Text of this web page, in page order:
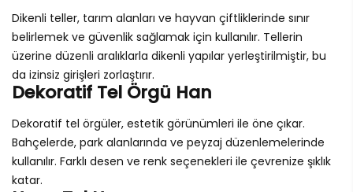
Dikenli teller, tarım alanları ve hayvan çiftliklerinde sınır
belirlemek ve güvenlik sağlamak için kullanılır. Tellerin
üzerine düzenli aralıklarla dikenli yapılar yerleştirilmiştir, bu
da izinsiz girişleri zorlaştırır.
Dekoratif Tel Örgü Han
Dekoratif tel örgüler, estetik görünümleri ile öne çıkar.
Bahçelerde, park alanlarında ve peyzaj düzenlemelerinde
kullanılır. Farklı desen ve renk seçenekleri ile çevrenize şıklık
katar.